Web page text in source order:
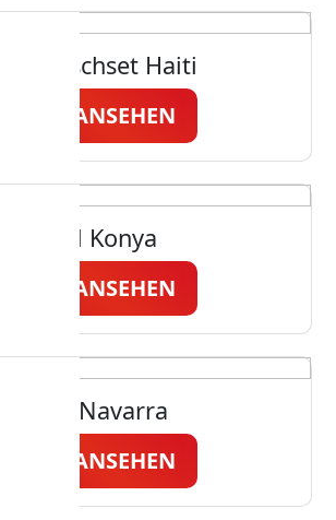
Couchtischset Haiti
JETZT ANSEHEN
Stuhl Konya
JETZT ANSEHEN
Stuhl Navarra
JETZT ANSEHEN